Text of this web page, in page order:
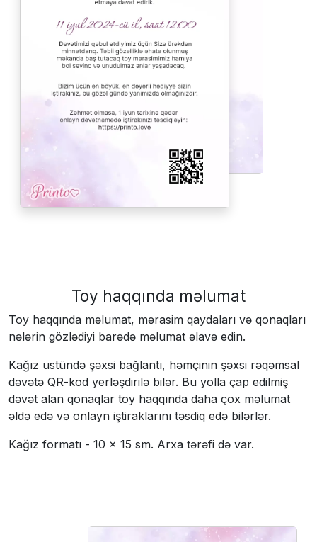
Toy haqqında məlumat
Toy haqqında məlumat, mərasim qaydaları və qonaqları
nələrin gözlədiyi barədə məlumat əlavə edin.
Kağız üstündə şəxsi bağlantı, həmçinin şəxsi rəqəmsal
dəvətə QR-kod yerləşdirilə bilər. Bu yolla çap edilmiş
dəvət alan qonaqlar toy haqqında daha çox məlumat
əldə edə və onlayn iştiraklarını təsdiq edə bilərlər.
Kağız formatı - 10 × 15 sm. Arxa tərəfi də var.